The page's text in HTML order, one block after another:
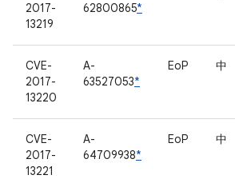
2017-
13219
62800865*
CVE-
2017-
13220
A-
63527053*
EoP 中
CVE-
2017-
13221
A-
64709938*
EoP 中